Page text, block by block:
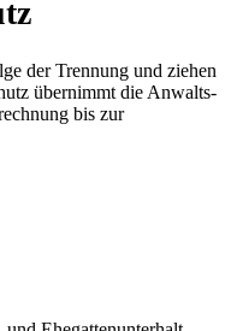
der Trennung und ziehen
übernimmt die Anwalts-
bis zur